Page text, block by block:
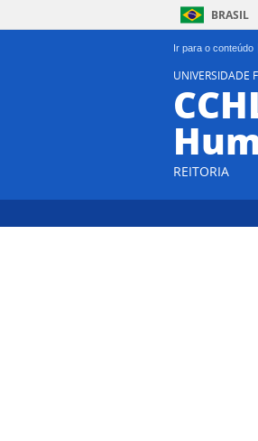
Ir para o conteúdo
BRASIL
UNIVERSIDADE
REITORIA